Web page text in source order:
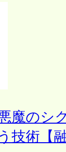
魔のシ
技術【